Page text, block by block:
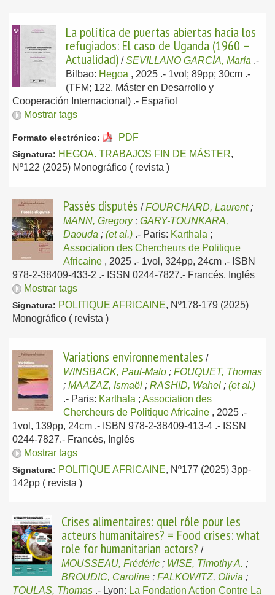
La política de puertas abiertas hacia los
refugiados: El caso de Uganda (1960 –
Actualidad) /SEVILLANO GARCÍA, María .-
Bilbao: Hegoa , 2025 .- 1vol; 89pp; 30cm .-
(TFM; 122. Máster en Desarrollo y
Cooperación Internacional) .- Español
Mostrar tags
Formato electrónico: PDF
Signatura: HEGOA. TRABAJOS FIN DE MÁSTER,
Nº122 (2025) Monográfico ( revista )
Passés disputés /FOURCHARD, Laurent;
MANN, Gregory; GARY-TOUNKARA,
Daouda ; (et al.) .- Paris: Karthala ;
Association des Chercheurs de Politique
Africaine , 2025 .- 1vol, 324pp, 24cm .- ISBN
978-2-38409-433-2 .- ISSN 0244-7827.- Francés, Inglés
Mostrar tags
Signatura: POLITIQUE AFRICAINE, Nº178-179 (2025)
Monográfico ( revista )
Variations environnementales /
WINSBACK, Paul-Malo ; FOUQUET, Thomas
; MAAZAZ, Ismaël ; RASHID, Wahel ; (et al.)
.- Paris: Karthala ; Association des
Chercheurs de Politique Africaine , 2025 .-
1vol, 139pp, 24cm .- ISBN 978-2-38409-413-4 .- ISSN
0244-7827.- Francés, Inglés
Mostrar tags
Signatura: POLITIQUE AFRICAINE, Nº177 (2025) 3pp-
142pp ( revista )
Crises alimentaires: quel rôle pour les
acteurs humanitaires? = Food crises: what
role for humanitarian actors? /
MOUSSEAU, Frédéric ; WISE, Timothy A. ;
BROUDIC, Caroline ; FALKOWITZ, Olivia ;
TOULAS, Thomas .- Lyon: La Fondation Action Contre La